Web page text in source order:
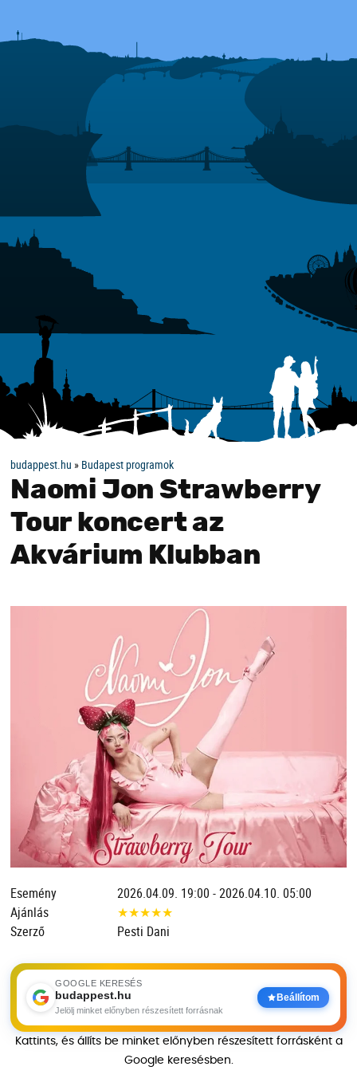
budappest.hu » Budapest programok
Naomi Jon Strawberry
Tour koncert az
Akvárium Klubban
Esemény
2026.04.09. 19:00 - 2026.04.10. 05:00
Ajánlás
★★★★★
Szerző
Pesti Dani
GOOGLE KERESÉS
budappest.hu
Jelölj minket előnyben részesített forrásnak
Beállítom
Kattints, és állíts be minket előnyben részesített forrásként a
Google keresésben.